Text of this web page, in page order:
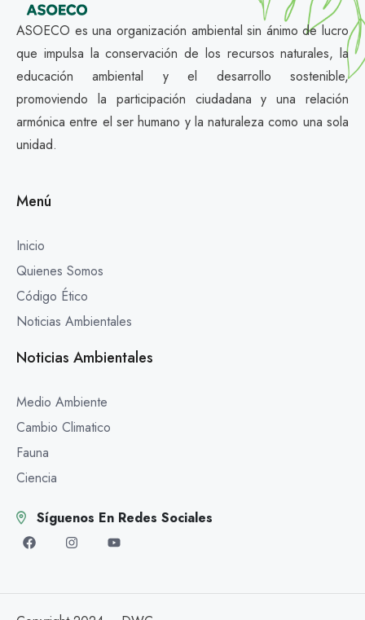
ASOECO es una organización ambiental sin ánimo de lucro
que impulsa la conservación de los recursos naturales, la
educación ambiental y el desarrollo sostenible,
promoviendo la participación ciudadana y una relación
armónica entre el ser humano y la naturaleza como una sola
unidad.
Menú
Inicio
Quienes Somos
Código Ético
Noticias Ambientales
Noticias Ambientales
Medio Ambiente
Cambio Climatico
Fauna
Ciencia
Síguenos En Redes Sociales